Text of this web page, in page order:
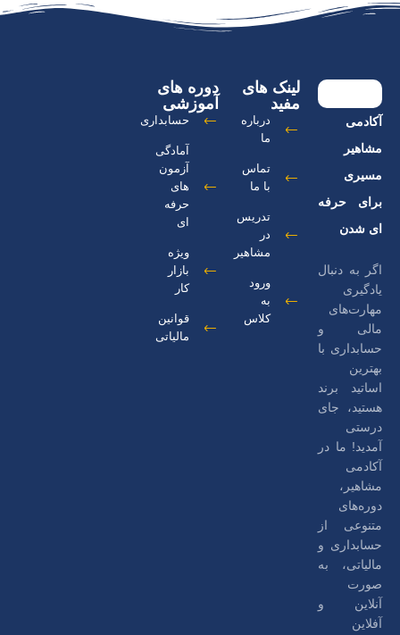
آکادمی
مشاهیر
مسیری
برای حرفه
ای شدن
اگر به دنبال
یادگیری
مهارت‌های
مالی و
حسابداری با
بهترین
اساتید برند
هستید، جای
درستی
آمدید! ما در
آکادمی
مشاهیر،
دوره‌های
متنوعی از
حسابداری و
مالیاتی، به
صورت
آنلاین و
آفلاین
لینک های
مفید
درباره
ما
تماس
با ما
تدریس
در
مشاهیر
ورود
به
کلاس
دوره های
آموزشی
حسابداری
آمادگی
آزمون
های
حرفه
ای
ویژه
بازار
کار
قوانین
مالیاتی